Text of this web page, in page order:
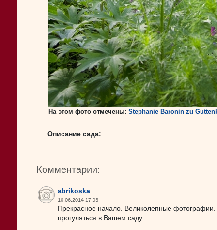
На этом фото отмечены: Stephanie Baronin zu
Описание сада:
Комментарии:
abrikoska
10.06.2014 17:03
Прекрасное начало. Великолепные
прогуляться в Вашем саду.